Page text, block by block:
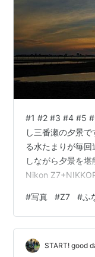
#1 #2 #3 #4 #5
し三番瀬の夕景
る水たまりが毎
しながら夕景を
Nikon
グ参加中写真・カ
開設ブログラン
#写真 #Z7 #ふ
START! good